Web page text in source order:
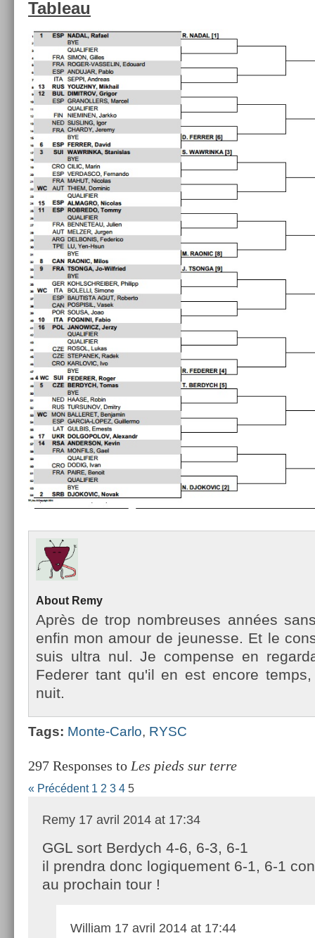
Tab­leau
About Remy
Après de trop nombreuses années
enfin mon amour de jeunes­se. Et le
suis ultra nul. Je com­pen­se en
Feder­er tant qu'il en est en­core
nuit.
Tags: Monte-Carlo, RYSC
297 Responses to Les pieds sur terre
« Précédent 1 2 3 4 5
Remy 17 avril 2014 at 17:34
GGL sort Berdych 4-6, 6-3, 6-1
il prendra donc logiquement 6-1, 6-1
au prochain tour !
William 17 avril 2014 at 17:44